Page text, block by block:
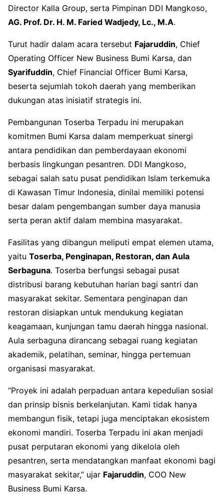
Director Kalla Group, serta Pimpinan DDI Mangkoso,
AG. Prof. Dr. H. M. Faried Wadjedy, Lc., M.A.
Turut hadir dalam acara tersebut Fajaruddin, Chief
Operating Officer New Business Bumi Karsa, dan
Syarifuddin, Chief Financial Officer Bumi Karsa,
beserta sejumlah tokoh daerah yang memberikan
dukungan atas inisiatif strategis ini.
Pembangunan Toserba Terpadu ini merupakan
komitmen Bumi Karsa dalam memperkuat sinergi
antara pendidikan dan pemberdayaan ekonomi
berbasis lingkungan pesantren. DDI Mangkoso,
sebagai salah satu pusat pendidikan Islam terkemuka
di Kawasan Timur Indonesia, dinilai memiliki potensi
besar dalam pengembangan sumber daya manusia
serta peran aktif dalam membina masyarakat.
Fasilitas yang dibangun meliputi empat elemen utama,
yaitu Toserba, Penginapan, Restoran, dan Aula
Serbaguna. Toserba berfungsi sebagai pusat
distribusi barang kebutuhan harian bagi santri dan
masyarakat sekitar. Sementara penginapan dan
restoran disiapkan untuk mendukung kegiatan
keagamaan, kunjungan tamu daerah hingga nasional.
Aula serbaguna dirancang sebagai ruang kegiatan
akademik, pelatihan, seminar, hingga pertemuan
organisasi masyarakat.
“Proyek ini adalah perpaduan antara kepedulian sosial
dan prinsip bisnis berkelanjutan. Kami tidak hanya
membangun fisik, tetapi juga menciptakan ekosistem
ekonomi mandiri. Toserba Terpadu ini akan menjadi
pusat perputaran ekonomi yang dikelola oleh
pesantren, serta mendatangkan manfaat ekonomi bagi
masyarakat sekitar,” ujar Fajaruddin, COO New
Business Bumi Karsa.